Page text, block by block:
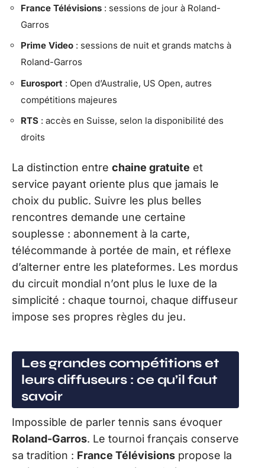
France Télévisions : sessions de jour à Roland-
Garros
Prime Video : sessions de nuit et grands matchs à
Roland-Garros
Eurosport : Open d’Australie, US Open, autres
compétitions majeures
RTS : accès en Suisse, selon la disponibilité des
droits
La distinction entre chaine gratuite et
service payant oriente plus que jamais le
choix du public. Suivre les plus belles
rencontres demande une certaine
souplesse : abonnement à la carte,
télécommande à portée de main, et réflexe
d’alterner entre les plateformes. Les mordus
du circuit mondial n’ont plus le luxe de la
simplicité : chaque tournoi, chaque diffuseur
impose ses propres règles du jeu.
Les grandes compétitions et
leurs diffuseurs : ce qu’il faut
savoir
Impossible de parler tennis sans évoquer
Roland-Garros. Le tournoi français conserve
sa tradition : France Télévisions propose la